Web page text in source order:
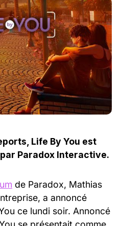
Life By You est
Paradox Interactive.
de Paradox, Mathias
a annoncé
ce lundi soir. Annoncé